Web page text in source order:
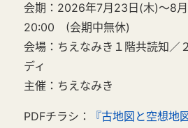
会期：2026年7月23日(木)～8
20:00 (会期中無休)
会場：ちえなみき１階共読知／
ディ
主催：ちえなみき
PDFチラシ：
『古地図と空想地